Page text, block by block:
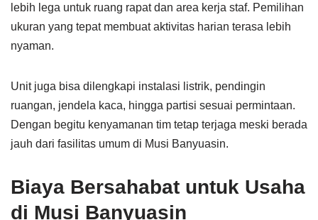
lebih lega untuk ruang rapat dan area kerja staf. Pemilihan
ukuran yang tepat membuat aktivitas harian terasa lebih
nyaman.
Unit juga bisa dilengkapi instalasi listrik, pendingin
ruangan, jendela kaca, hingga partisi sesuai permintaan.
Dengan begitu kenyamanan tim tetap terjaga meski berada
jauh dari fasilitas umum di Musi Banyuasin.
Biaya Bersahabat untuk Usaha
di Musi Banyuasin